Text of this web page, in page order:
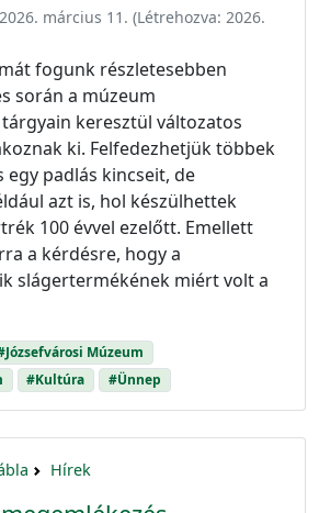
2026. március 11. (Létrehozva: 2026.
fogunk részletesebben
során a múzeum
keresztül változatos
ki. Felfedezhetjük többek
egy padlás kincseit, de
azt is, hol készülhettek
100 évvel ezelőtt. Emellett
a kérdésre, hogy a
slágertermékének miért volt a
Múzeum
#Kultúra #Ünnep
Hírek